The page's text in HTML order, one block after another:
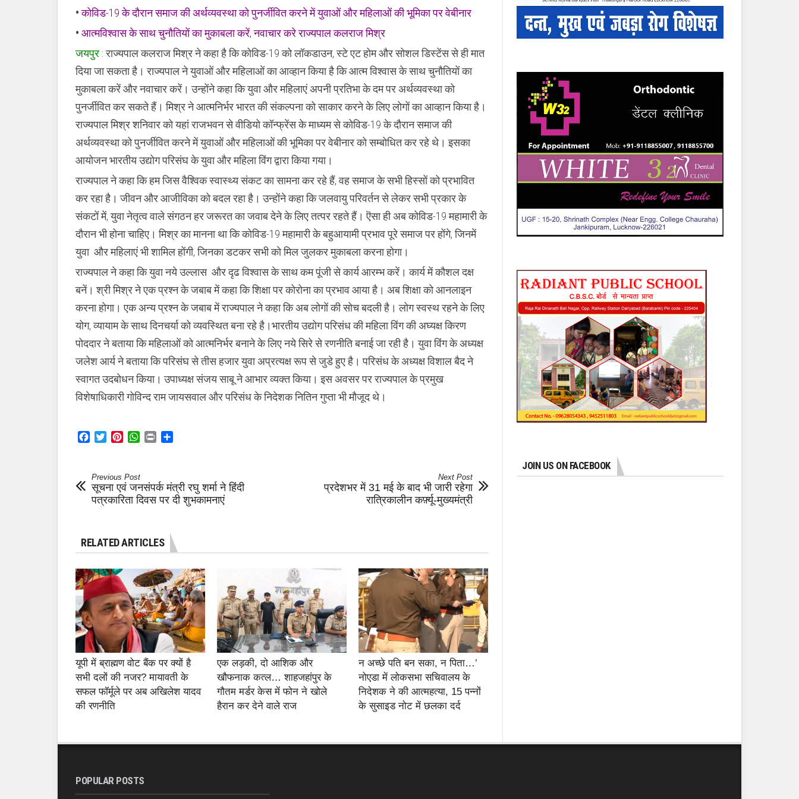
• कोविड-19 के दौरान समाज की अर्थव्यवस्था को पुनर्जीवित करने में युवाओं और महिलाओं की भूमिका पर वेबीनार
• आत्मविश्वास के साथ चुनौतियों का मुकाबला करें, नवाचार करे राज्यपाल कलराज मिश्र
जयपुर : राज्यपाल कलराज मिश्र ने कहा है कि कोविड-19 को लॉकडाउन, स्टे एट होम और सोशल डिस्टेंस से ही मात
दिया जा सकता है। राज्यपाल ने युवाओं और महिलाओं का आव्हान किया है कि आत्म विश्वास के साथ चुनौतियों का
मुकाबला करें और नवाचार करें। उन्होंने कहा कि युवा और महिलाएं अपनी प्रतिभा के दम पर अर्थव्यवस्था को
पुनर्जीवित कर सकते हैं। मिश्र ने आत्मनिर्भर भारत की संकल्पना को साकार करने के लिए लोगों का आव्हान किया है।
राज्यपाल मिश्र शनिवार को यहां राजभवन से वीडियो कॉन्फ्रेंस के माध्यम से कोविड-19 के दौरान समाज की
अर्थव्यवस्था को पुनर्जीवित करने में युवाओं और महिलाओं की भूमिका पर वेबीनार को सम्बोधित कर रहे थे। इसका
आयोजन भारतीय उद्योग परिसंघ के युवा और महिला विंग द्वारा किया गया।
राज्यपाल ने कहा कि हम जिस वैश्विक स्वास्थ्य संकट का सामना कर रहे हैं, वह समाज के सभी हिस्सों को प्रभावित
कर रहा है। जीवन और आजीविका को बदल रहा है। उन्होंने कहा कि जलवायु परिवर्तन से लेकर सभी प्रकार के
संकटों में, युवा नेतृत्व वाले संगठन हर जरूरत का जवाब देने के लिए तत्पर रहते हैं। ऎसा ही अब कोविड-19 महामारी के
दौरान भी होना चाहिए। मिश्र का मानना था कि कोविड-19 महामारी के बहुआयामी प्रभाव पूरे समाज पर होंगे, जिनमें
युवा और महिलाएं भी शामिल होंगी, जिनका डटकर सभी को मिल जुलकर मुकाबला करना होगा।
राज्यपाल ने कहा कि युवा नये उल्लास और दृढ विश्वास के साथ कम पूंजी से कार्य आरम्भ करें। कार्य में कौशल दक्ष
बनें। श्री मिश्र ने एक प्रश्न के जबाब में कहा कि शिक्षा पर कोरोना का प्रभाव आया है। अब शिक्षा को आनलाइन
करना होगा। एक अन्य प्रश्न के जबाब में राज्यपाल ने कहा कि अब लोगों की सोच बदली है। लोग स्वस्थ रहने के लिए
योग, व्यायाम के साथ दिनचर्या को व्यवस्थित बना रहे है।भारतीय उद्योग परिसंध की महिला विंग की अघ्यक्ष किरण
पोददार ने बताया कि महिलाओं को आत्मनिर्भर बनाने के लिए नये सिरे से रणनीति बनाई जा रही है। युवा विंग के अध्यक्ष
जलेश आर्य ने बताया कि परिसंघ से तीस हजार युवा अप्रत्यक्ष रूप से जुडे हुए है। परिसंध के अध्यक्ष विशाल बैद ने
स्वागत उदबोधन किया। उपाध्यक्ष संजय साबू ने आभार व्यक्त किया। इस अवसर पर राज्यपाल के प्रमुख
विशेषाधिकारी गोविन्द राम जायसवाल और परिसंध के निदेशक नितिन गुप्ता भी मौजूद थे।
Facebook
TwitterPinterestWhatsApp
Print
Previous Post
सूचना एवं जनसंपर्क मंत्री रघु शर्मा ने हिंदी
पत्रकारिता दिवस पर दी शुभकामनाएं
Next Post
प्रदेशभर में 31 मई के बाद भी जारी रहेगा
रात्रिकालीन कर्फ़्यू-मुख्यमंत्री
RELATED ARTICLES
यूपी में ब्राह्मण वोट बैंक पर क्यों है
सभी दलों की नजर? मायावती के
सफल फॉर्मूले पर अब अखिलेश यादव
की रणनीति
एक लड़की, दो आशिक और
खौफनाक कत्ल… शाहजहांपुर के
गौतम मर्डर केस में फोन ने खोले
हैरान कर देने वाले राज
न अच्छे पति बन सका, न पिता…’
नोएडा में लोकसभा सचिवालय के
निदेशक ने की आत्महत्या, 15 पन्नों
के सुसाइड नोट में छलका दर्द
JOIN US ON FACEBOOK
POPULAR POSTS